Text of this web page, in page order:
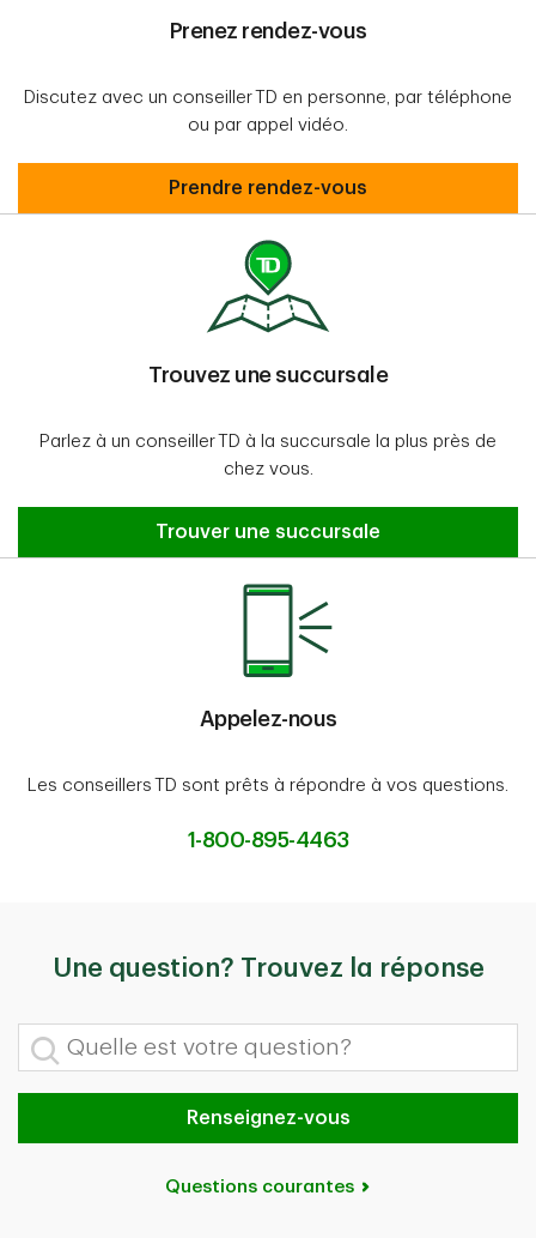
Prenez rendez-vous
Discutez avec un conseiller TD en personne, par téléphone
ou par appel vidéo.
Prenez rendez-vous
Prendre rendez-vous
Trouvez une succursale
Parlez à un conseiller TD à la succursale la plus près de
chez vous.
Trouver une succursale
Appelez-nous
Les conseillers TD sont prêts à répondre à vos questions.
1-800-895-4463
Une question? Trouvez la réponse
Quelle est votre question?
Renseignez-vous
Questions courantes